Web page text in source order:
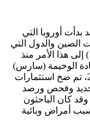
أوروبا التي
الصين والدول التي
هذا الأمر منذ
الوخيمة (سارس)
-وهو بالفعل نوع من فيروس كورونا- في 2003، تم ضخ استثمارات
وفحص ورصد
كان الباحثون
أمراض وبائية